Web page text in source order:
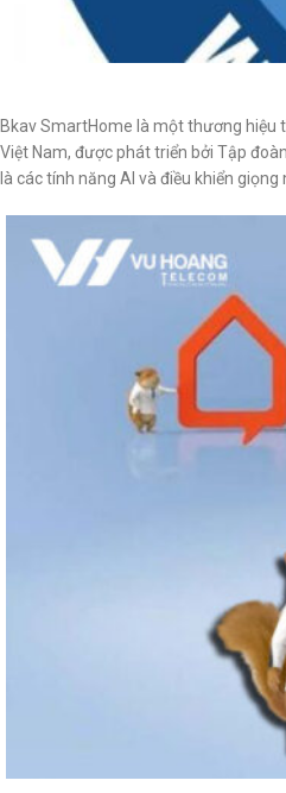
Bkav SmartHome là một thương hiệu
Việt Nam, được phát triển bởi Tập
là các tính năng AI và điều khiển giọng